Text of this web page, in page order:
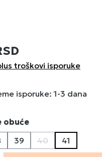
troškovi isporuke
isporuke: 1-3 dana
obuće
39 40
(Ova opcija
41